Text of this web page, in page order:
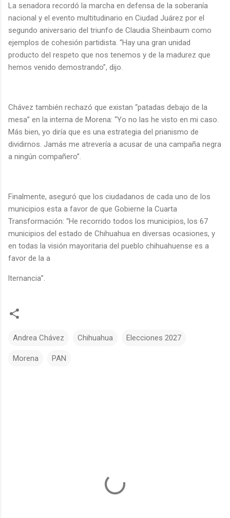
La senadora recordó la marcha en defensa de la soberanía
nacional y el evento multitudinario en Ciudad Juárez por el
segundo aniversario del triunfo de Claudia Sheinbaum como
ejemplos de cohesión partidista. “Hay una gran unidad
producto del respeto que nos tenemos y de la madurez que
hemos venido demostrando”, dijo.
Chávez también rechazó que existan “patadas debajo de la
mesa” en la interna de Morena: “Yo no las he visto en mi caso.
Más bien, yo diría que es una estrategia del prianismo de
dividirnos. Jamás me atrevería a acusar de una campaña negra
a ningún compañero”.
Finalmente, aseguró que los ciudadanos de cada uno de los
municipios esta a favor de que Gobierne la Cuarta
Transformación: “He recorrido todos los municipios, los 67
municipios del estado de Chihuahua en diversas ocasiones, y
en todas la visión mayoritaria del pueblo chihuahuense es a
favor de la a
lternancia”.
Andrea Chávez Chihuahua Elecciones 2027
Morena PAN